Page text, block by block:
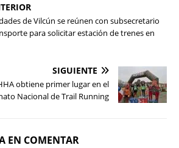
de Vilcún se reúnen con subsecretario
para solicitar estación de trenes en
SIGUIENTE
obtiene primer lugar en el
Nacional de Trail Running
EN COMENTAR